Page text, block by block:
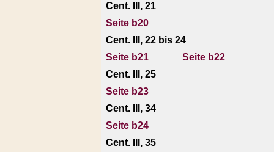
Cent. III, 21
Seite b20
Cent. III, 22 bis 24
Seite b21
Seite b22
Cent. III, 25
Seite b23
Cent. III, 34
Seite b24
Cent. III, 35